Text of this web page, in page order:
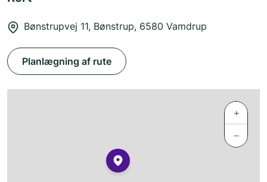
Bønstrupvej 11, Bønstrup, 6580 Vamdrup
Planlægning af rute
+
−